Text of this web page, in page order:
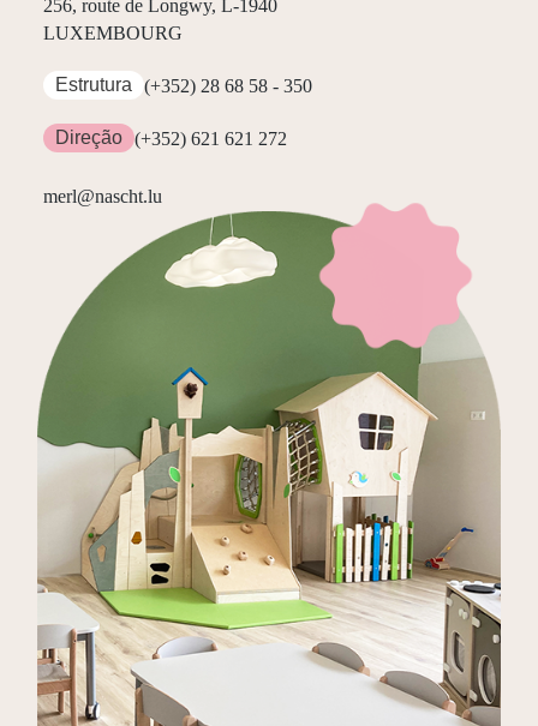
256, route de Longwy, L-1940
LUXEMBOURG
Estrutura (+352) 28 68 58 - 350
Direção (+352) 621 621 272
merl@nascht.lu